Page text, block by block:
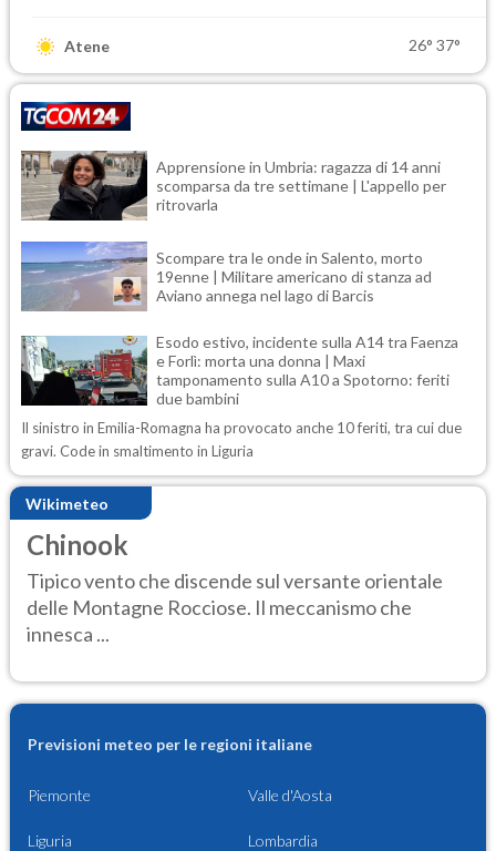
Atene 26° 37°
Apprensione in Umbria: ragazza di 14 anni
scomparsa da tre settimane | L'appello per
ritrovarla
Scompare tra le onde in Salento, morto
19enne | Militare americano di stanza ad
Aviano annega nel lago di Barcis
Esodo estivo, incidente sulla A14 tra Faenza
e Forlì: morta una donna | Maxi
tamponamento sulla A10 a Spotorno: feriti
due bambini
Il sinistro in Emilia-Romagna ha provocato anche 10 feriti, tra cui due
gravi. Code in smaltimento in Liguria
Wikimeteo
Chinook
Tipico vento che discende sul versante orientale
delle Montagne Rocciose. Il meccanismo che
innesca ...
Previsioni meteo per le regioni italiane
Piemonte Valle d'Aosta
Liguria Lombardia